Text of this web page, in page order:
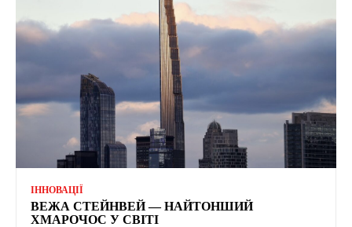
ІННОВАЦІЇ
ВЕЖА СТЕЙНВЕЙ — НАЙТОНШИЙ
ХМАРОЧОС У СВІТІ